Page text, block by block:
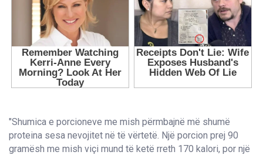
"Shumica e porcioneve me mish përmbajnë më shumë
proteina sesa nevojitet në të vërtetë. Një porcion prej 90
gramësh me mish viçi mund të ketë rreth 170 kalori, por një